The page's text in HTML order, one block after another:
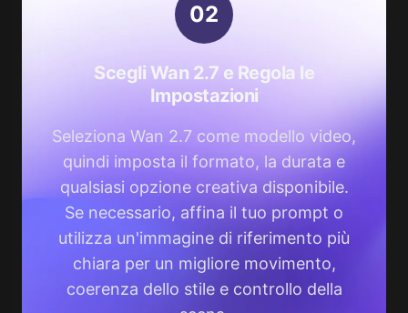
02
Scegli Wan 2.7 e Regola le
Impostazioni
Seleziona Wan 2.7 come modello video,
quindi imposta il formato, la durata e
qualsiasi opzione creativa disponibile.
Se necessario, affina il tuo prompt o
utilizza un'immagine di riferimento più
chiara per un migliore movimento,
coerenza dello stile e controllo della